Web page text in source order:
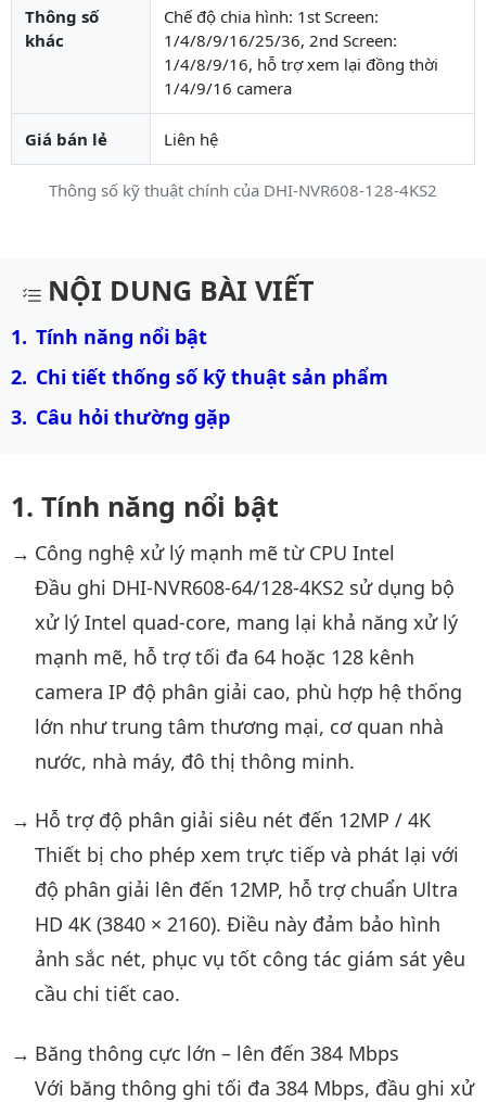
Thông số kỹ thuật chính của DHI-NVR608-128-4KS2
Thông số
khác
Chế độ chia hình: 1st Screen:
1/4/8/9/16/25/36, 2nd Screen:
1/4/8/9/16, hỗ trợ xem lại đồng thời
1/4/9/16 camera
Giá bán lẻ Liên hệ
Mô tả chi tiết sản phẩm
NỘI DUNG BÀI VIẾT
Tính năng nổi bật
Chi tiết thống số kỹ thuật sản phẩm
Câu hỏi thường gặp
Tính năng nổi bật
Công nghệ xử lý mạnh mẽ từ CPU Intel
Đầu ghi DHI-NVR608-64/128-4KS2 sử dụng bộ
xử lý Intel quad-core, mang lại khả năng xử lý
mạnh mẽ, hỗ trợ tối đa 64 hoặc 128 kênh
camera IP độ phân giải cao, phù hợp hệ thống
lớn như trung tâm thương mại, cơ quan nhà
nước, nhà máy, đô thị thông minh.
Hỗ trợ độ phân giải siêu nét đến 12MP / 4K
Thiết bị cho phép xem trực tiếp và phát lại với
độ phân giải lên đến 12MP, hỗ trợ chuẩn Ultra
HD 4K (3840 × 2160). Điều này đảm bảo hình
ảnh sắc nét, phục vụ tốt công tác giám sát yêu
cầu chi tiết cao.
Băng thông cực lớn – lên đến 384 Mbps
Với băng thông ghi tối đa 384 Mbps, đầu ghi xử